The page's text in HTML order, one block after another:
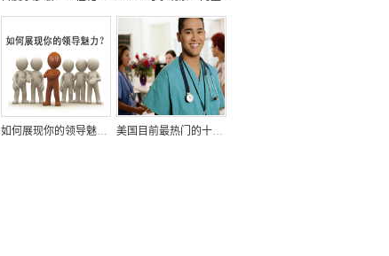
如何展现你的领导魅力？ 美国目前最热门的十大求职招聘行业